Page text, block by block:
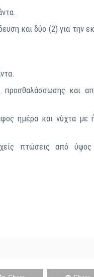
και δύο (2) για την
και
ημέρα και νύχτα με
πτώσεις από ύψος